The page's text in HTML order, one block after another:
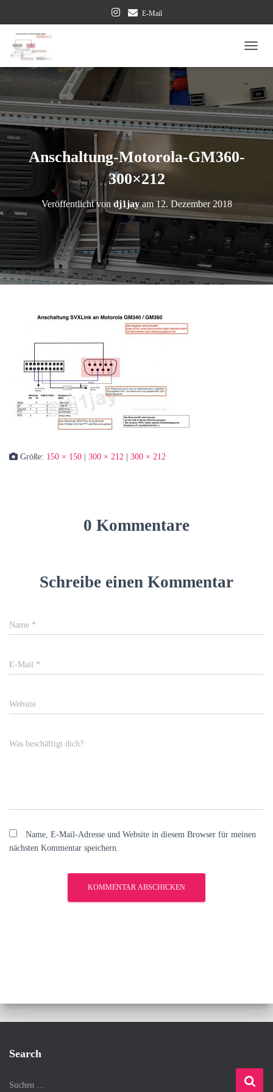
E-Mail
Anschaltung-Motorola-GM360-
300×212
Veröffentlicht von dj1jayam 12. Dezember 2018
Größe: 150 × 150 300 × 212 300 × 212
0 Kommentare
Schreibe einen Kommentar
Name *
E-Mail *
Website
Was beschäftigt dich?
Name, E-Mail-Adresse und Website in diesem Browser für meinen
nächsten Kommentar speichern.
Search
S
Suchen …